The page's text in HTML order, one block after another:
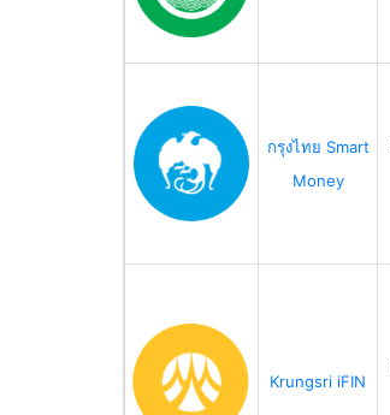
กรุงไทย Smart
Money
Krungsri iFIN